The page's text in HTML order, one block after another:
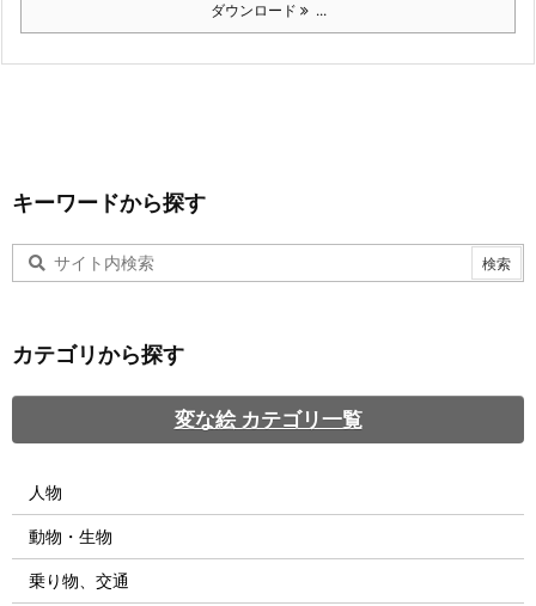
ダウンロード ...
キーワードから探す
カテゴリから探す
変な絵 カテゴリ一覧
人物
動物・生物
乗り物、交通